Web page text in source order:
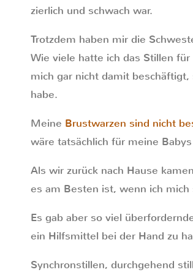
zierlich und schwach war.
Trotzdem haben mir die
Wie viele hatte ich das Stillen
mich gar nicht damit
habe.
Meine Brustwarzen sind nicht
wäre tatsächlich für meine
Als wir zurück nach Hause
es am Besten ist, wenn ich
Es gab aber so viel
ein Hilfsmittel bei der Hand zu
Synchronstillen, durchgehend